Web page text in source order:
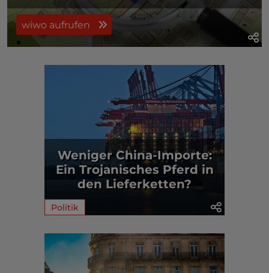
wiwo aufrufen
Weniger China-Importe:
Ein Trojanisches Pferd in
den Lieferketten?
Politik